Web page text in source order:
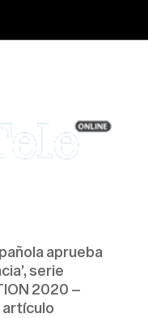
aprueba
serie
2020 –
artículo